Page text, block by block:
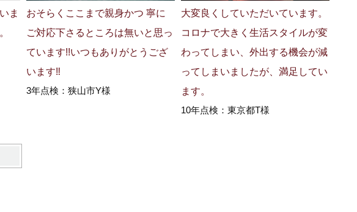
ま
おそらくここまで親身かつ 寧に
ご対応下さるところは無いと思っ
ています!!いつもありがとうござ
います‼
3年点検：狭山市Y様
大変良くしていただいています。
コロナで大きく生活スタイルが変
わってしまい、外出する機会が減
ってしまいましたが、満足してい
ます。
10年点検：東京都T様